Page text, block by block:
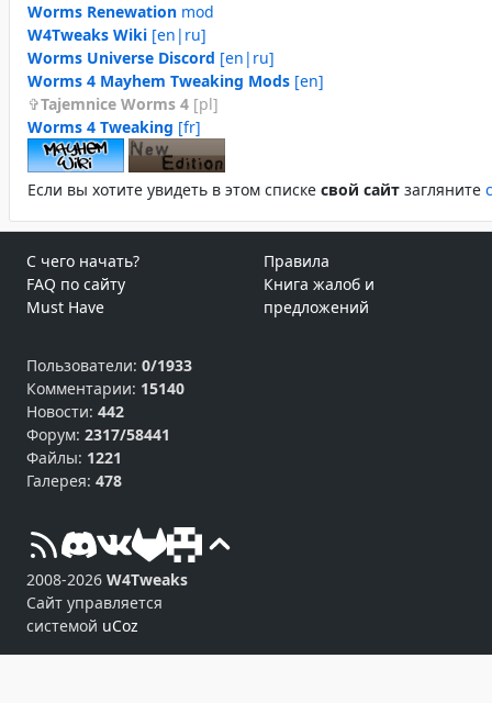
Worms Renewation mod
W4Tweaks Wiki [en|ru]
Worms Universe Discord [en|ru]
Worms 4 Mayhem Tweaking Mods [en]
Tajemnice Worms 4 [pl]
Worms 4 Tweaking [fr]
Если вы хотите увидеть в этом спиcке свой сайт загляните
С чего начать?
FAQ по сайту
Must Have
Правила
Книга жалоб и
предложений
Пользователи: 0/1933
Комментарии: 15140
Новости: 442
Форум: 2317/58441
Файлы: 1221
Галерея: 478
2008-2026 W4Tweaks
Сайт управляется
системой uCoz